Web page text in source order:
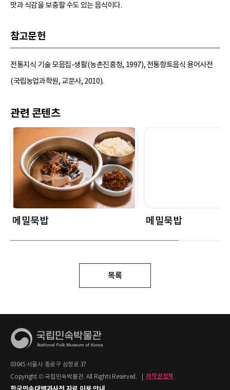
맛과 식감을 보충할 수도 있는 음식이다.
참고문헌
전통지식 기술 모음집-생활(농촌진흥청, 1997), 전통향토음식 용어사전
(국립농업과학원, 교문사, 2010).
관련 콘텐츠
메밀묵밥 메밀묵밥
목록
03045 서울시 종로구 삼청로 37
Copyright © 국립민속박물관. All Rights Reserved.
저작권정책